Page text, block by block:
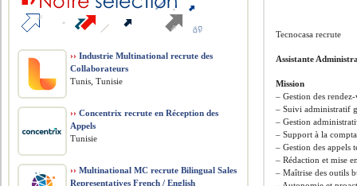
Tecnocasa recrute
Assistante
Mission
– Gestion des
– Suivi administratif
– Gestion
– Support à la
– Gestion des appels
– Rédaction et mise
– Maîtrise des outils
›› Industrie Multinational recrute des
Collaborateurs
Tunis, Tunisie
›› Concentrix recrute en Réception des
Appels
Tunisie
›› Multinational MC recrute Bilingual Sales
Representatives French / English